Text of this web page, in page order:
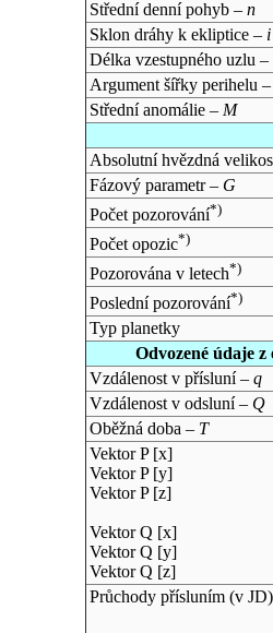
Střední denní pohyb – n
Sklon dráhy k ekliptice – i
Délka vzestupného uzlu –
Argument šířky perihelu
Střední anomálie – M
Absolutní hvězdná
Fázový parametr – G
Počet pozorování*)
Počet opozic*)
Pozorována v letech*)
Poslední pozorování*)
Typ planetky
Odvozené údaje
Vzdálenost v přísluní – q
Vzdálenost v odsluní – Q
Oběžná doba – T
Vektor P [x]
Vektor P [y]
Vektor P [z]
Vektor Q [x]
Vektor Q [y]
Vektor Q [z]
Průchody přísluním (v JD)